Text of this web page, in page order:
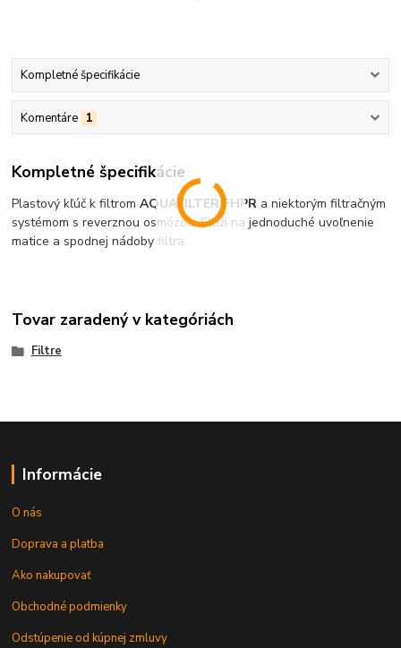
Kompletné špecifikácie
Komentáre 1
Kompletné špecifikácie
Plastový kľúč k filtromAQUAFILTER FHPR a niektorým filtračným
systémom s reverznou osmózou. Slúži na jednoduché uvoľnenie
matice a spodnej nádoby filtra.
Tovar zaradený v kategóriách
Filtre
Informácie
O nás
Doprava a platba
Ako nakupovať
Obchodné podmienky
Odstúpenie od kúpnej zmluvy